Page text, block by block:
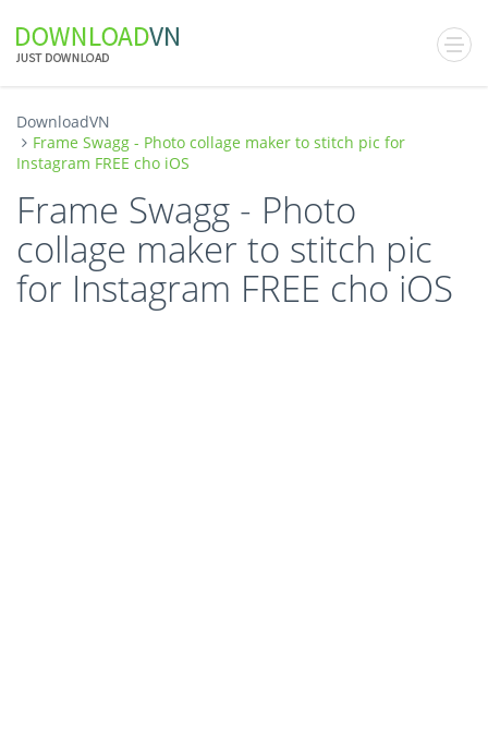
DownloadVN
Frame Swagg - Photo collage maker to stitch pic for
Instagram FREE cho iOS
Frame Swagg - Photo
collage maker to stitch pic
for Instagram FREE cho iOS